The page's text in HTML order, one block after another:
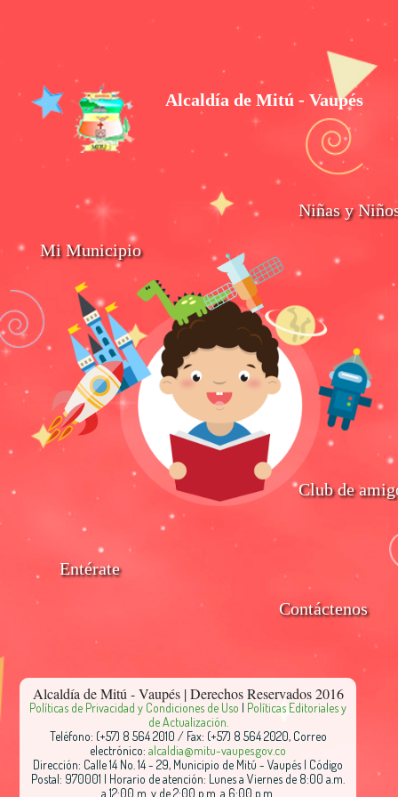
Alcaldía de Mitú - Vaupés
Alcaldía de Mitú - Vaupés | Derechos Reservados 2016
Políticas de Privacidad y Condiciones de Uso | Políticas Editoriales y
de Actualización.
Teléfono: (+57) 8 564 2010 / Fax: (+57) 8 564 2020, Correo
electrónico:alcaldia@mitu-vaupes.gov.co
Dirección: Calle 14 No. 14 - 29, Municipio de Mitú - Vaupés | Código
Postal: 970001 | Horario de atención: Lunes a Viernes de 8:00 a.m.
a 12:00 m. y de 2:00 p.m. a 6:00 p.m.
Mi Municipio
Niñas y
Entérate
Club de
Contáctenos